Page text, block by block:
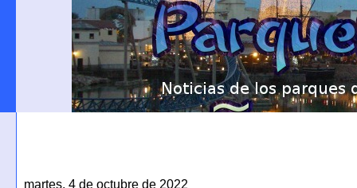
martes, 4 de octubre de 2022